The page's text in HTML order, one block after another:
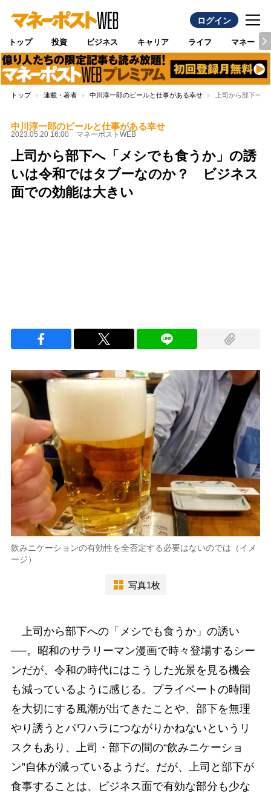
ログイン
トップ 投資 ビジネス キャリア ライフ マネー
トップ 連載・著者 中川淳一郎のビールと仕事がある幸せ 上司から部下へ
中川淳一郎のビールと仕事がある幸せ
2023.05.20 16:00 マネーポストWEB
上司から部下へ「メシでも食うか」の誘
いは令和ではタブーなのか？ ビジネス
面での効能は大きい
飲みニケーションの有効性を全否定する必要はないのでは（イメ
ージ）
写真1枚
上司から部下への「メシでも食うか」の誘い
──。昭和のサラリーマン漫画で時々登場するシー
ンだが、令和の時代にはこうした光景を見る機会
も減っているように感じる。プライベートの時間
を大切にする風潮が出てきたことや、部下を無理
やり誘うとパワハラにつながりかねないというリ
スクもあり、上司・部下の間の“飲みニケーショ
ン”自体が減っているようだ。だが、上司と部下が
食事することは、ビジネス面で有効な部分も少な